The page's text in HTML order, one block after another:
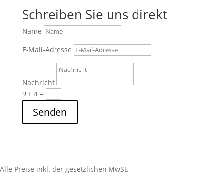
Schreiben Sie uns direkt
Name
E-Mail-Adresse
Nachricht
9 + 4=
Senden
Alle Preise inkl. der gesetzlichen MwSt.